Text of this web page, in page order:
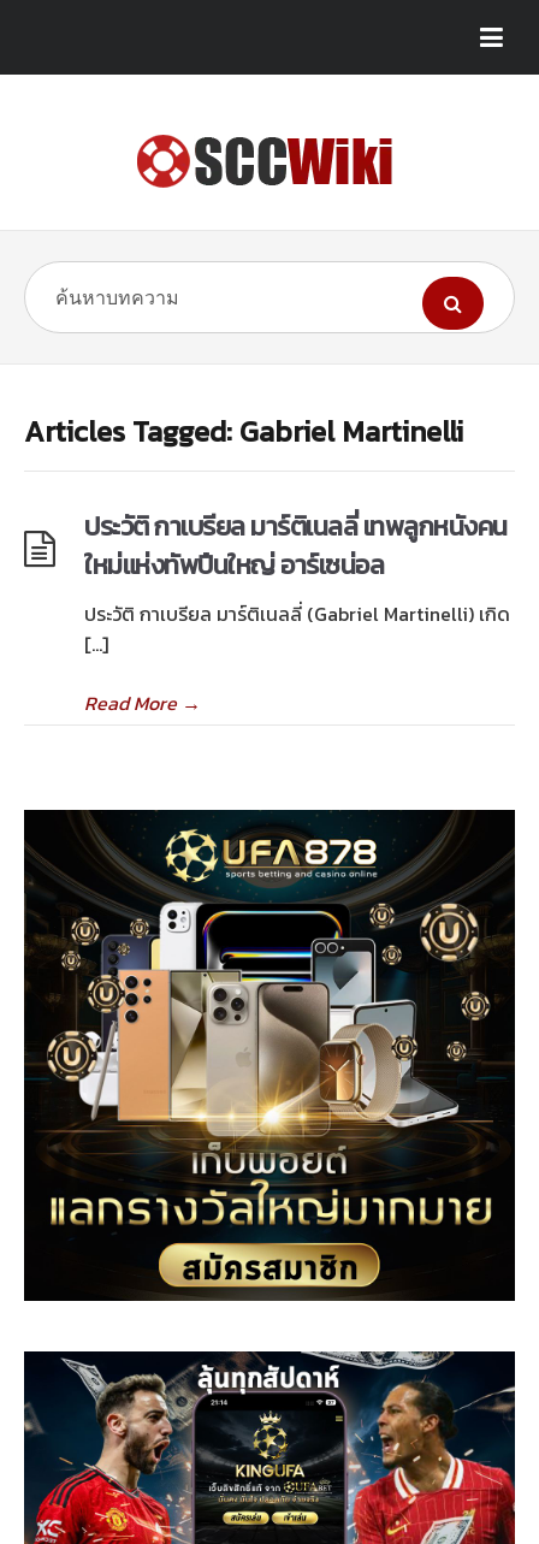
Articles Tagged: Gabriel Martinelli
ประวัติ กาเบรียล มาร์ติเนลลี่ เทพลูกหนังคน
ใหม่แห่งทัพปืนใหญ่ อาร์เซน่อล
ประวัติ กาเบรียล มาร์ติเนลลี่ (Gabriel Martinelli) เกิด
[…]
Read More→